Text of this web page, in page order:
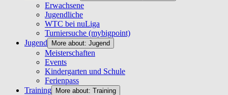
Erwachsene
Jugendliche
WTC bei nuLiga
Turniersuche (mybigpoint)
Jugend
More about: Jugend
Meisterschaften
Events
Kindergarten und Schule
Ferienpass
Training
More about: Training